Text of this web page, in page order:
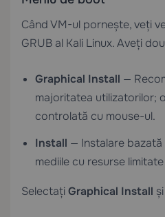
Când VM-ul pornește, veți
GRUB al Kali Linux. Aveți
Graphical Install —
majoritatea utilizatorilor;
controlată cu mouse-ul.
Install — Instalare
mediile cu resurse
SelectațiGraphical Install